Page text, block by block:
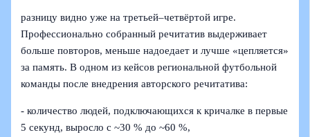
разницу видно уже на третьей–четвёртой игре.
Профессионально собранный речитатив выдерживает
больше повторов, меньше надоедает и лучше «цепляется»
за память. В одном из кейсов региональной футбольной
команды после внедрения авторского речитатива:
- количество людей, подключающихся к кричалке в первые
5 секунд, выросло с ~30 % до ~60 %,